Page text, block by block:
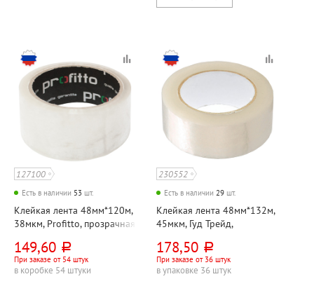
127100
Есть в наличии 53 шт.
Клейкая лента 48мм*120м,
38мкм, Profitto, прозрачная
149,60 руб.
При заказе от 54 штук
в коробке 54 штуки
230552
Есть в наличии 29 шт.
Клейкая лента 48мм*132м,
45мкм, Гуд Трейд,
178,50 руб.
При заказе от 36 штук
в упаковке 36 штук